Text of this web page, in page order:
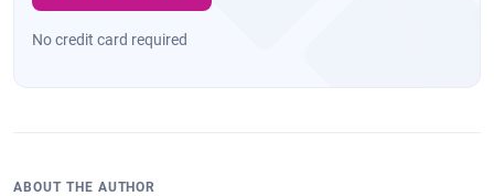
No credit card required
ABOUT THE AUTHOR